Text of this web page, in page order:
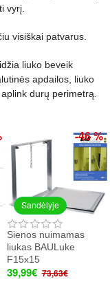
vyrį.
visiškai patvarus.
liuko beveik
apdailos, liuko
durų perimetrą.
Sandėlyje
-46 %
Sienos nuimamas
liukas BAULuke
F15x15
39,99€ 73,63€